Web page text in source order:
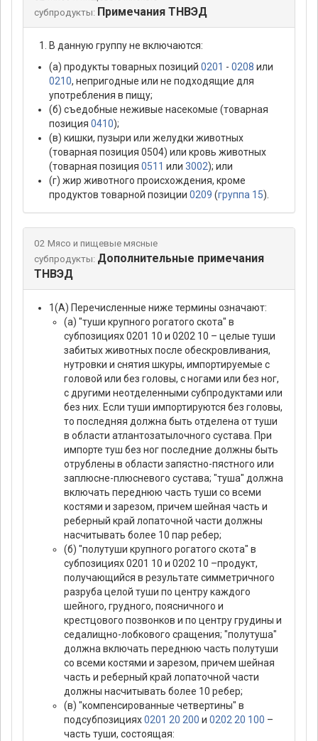
субпродукты: Примечания ТНВЭД
В данную группу не включаются:
(а) продукты товарных позиций 0201 - 0208 или
0210, непригодные или не подходящие для
употребления в пищу;
(б) съедобные неживые насекомые (товарная
позиция 0410);
(в) кишки, пузыри или желудки животных
(товарная позиция 0504) или кровь животных
(товарная позиция 0511 или 3002); или
(г) жир животного происхождения, кроме
продуктов товарной позиции 0209 (группа 15).
02 Мясо и пищевые мясные
субпродукты: Дополнительные примечания
ТНВЭД
1(А) Перечисленные ниже термины означают:
(а) "туши крупного рогатого скота" в
субпозициях 0201 10 и 0202 10 – целые туши
забитых животных после обескровливания,
нутровки и снятия шкуры, импортируемые с
головой или без головы, с ногами или без ног,
с другими неотделенными субпродуктами или
без них. Если туши импортируются без головы,
то последняя должна быть отделена от туши
в области атлантозатылочного сустава. При
импорте туш без ног последние должны быть
отрублены в области запястно-пястного или
заплюсне-плюсневого сустава; "туша" должна
включать переднюю часть туши со всеми
костями и зарезом, причем шейная часть и
реберный край лопаточной части должны
насчитывать более 10 пар ребер;
(б) "полутуши крупного рогатого скота" в
субпозициях 0201 10 и 0202 10 –продукт,
получающийся в результате симметричного
разруба целой туши по центру каждого
шейного, грудного, поясничного и
крестцового позвонков и по центру грудины и
седалищно-лобкового сращения; "полутуша"
должна включать переднюю часть полутуши
со всеми костями и зарезом, причем шейная
часть и реберный край лопаточной части
должны насчитывать более 10 ребер;
(в) "компенсированные четвертины" в
подсубпозициях0201 20 200 и 0202 20 100 –
часть туши, состоящая: